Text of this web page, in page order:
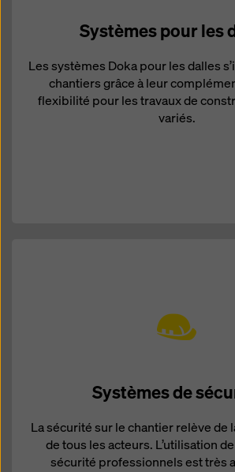
Systèmes pour les
Les systèmes Doka pour les dalles
chantiers grâce à leur
flexibilité pour les travaux de
variés.
Systèmes de
La sécurité sur le chantier relève de
de tous les acteurs. L’utilisation
sécurité professionnels est très